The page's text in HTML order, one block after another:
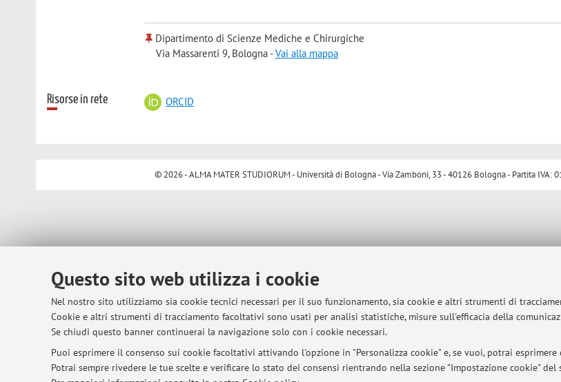
Questo sito web utilizza i cookie
Nel nostro sito utilizziamo sia cookie tecnici necessari per il suo funzionamento, sia cookie e altri strumenti di
Cookie e altri strumenti di tracciamento facoltativi sono usati per analisi statistiche, misure sull'efficacia della
Se chiudi questo banner continuerai la navigazione solo con i cookie necessari.
Puoi esprimere il consenso sui cookie facoltativi attivando l'opzione in "Personalizza cookie" e, se vuoi, potrai
Potrai sempre rivedere le tue scelte e verificare lo stato dei consensi rientrando nella sezione "Impostazione cookie" del
Dipartimento di Scienze Mediche e Chirurgiche
Via Massarenti 9, Bologna -Vai alla mappa
Risorse in rete ORCID
© 2026 - ALMA MATER STUDIORUM - Università di Bologna - Via Zamboni, 33 - 40126 Bologna - Partita IVA: